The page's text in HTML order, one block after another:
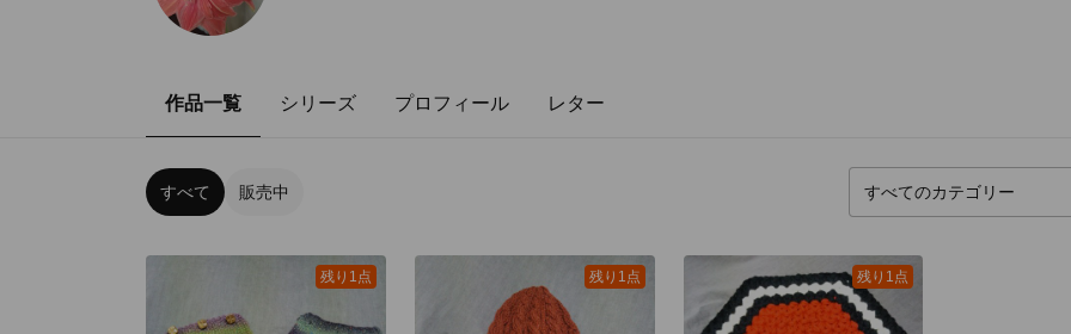
作品一覧 シリーズ プロフィール レター
すべて 販売中
残り1点 残り1点 残り1点